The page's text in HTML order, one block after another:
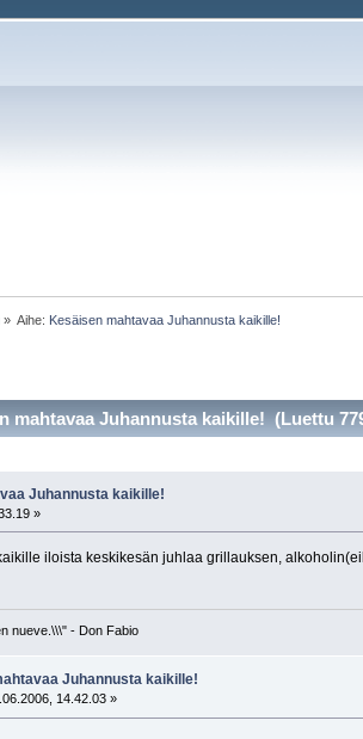
» Aihe: Kesäisen mahtavaa Juhannusta kaikille!
mahtavaa Juhannusta kaikille! (Luettu
Juhannusta kaikille!
»
iloista keskikesän juhlaa grillauksen,
nueve.\\\" - Don Fabio
Juhannusta kaikille!
14.42.03 »